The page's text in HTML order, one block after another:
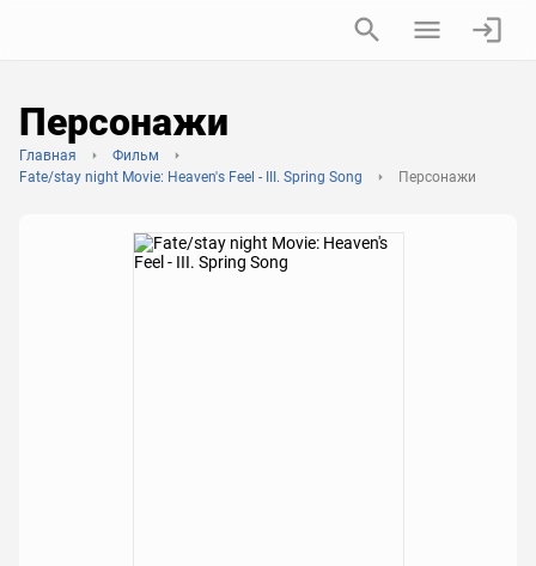
Персонажи
Главная
Фильм
Fate/stay night Movie: Heaven's Feel - III. Spring Song
Персонажи